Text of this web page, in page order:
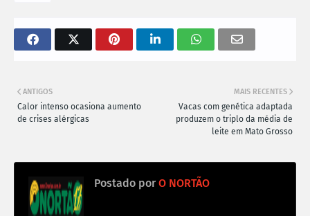
MAIS RECENTES
Vacas com genética adaptada
produzem o triplo da média de
leite em Mato Grosso
ANTIGOS
Calor intenso ocasiona aumento
de crises alérgicas
Postado por O NORTÃO